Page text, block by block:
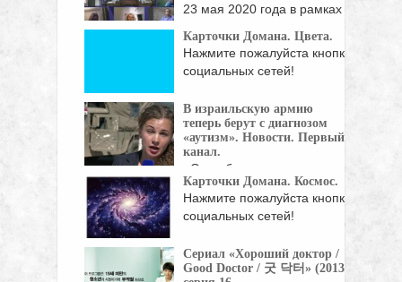
23 мая 2020 года в рамках
Карточки Домана. Цвета.
Нажмите пожалуйста кнопки
социальных сетей!
В израильскую армию
теперь берут с диагнозом
«аутизм». Новости. Первый
канал.
«Они обладают
уникальными
способностями в восприятии информации.
...
Карточки Домана. Космос.
Нажмите пожалуйста кнопки
социальных сетей!
Сериал «Хороший доктор /
Good Doctor / 굿 닥터» (2013),